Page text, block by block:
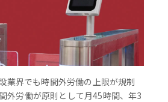
業界でも時間外労働の上限が規制
外労働が原則として月45時間、年3